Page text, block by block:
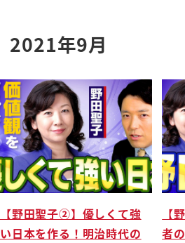
2021年9月
【野田聖子②】優しくて強
い日本を作る！明治時代の
【
者